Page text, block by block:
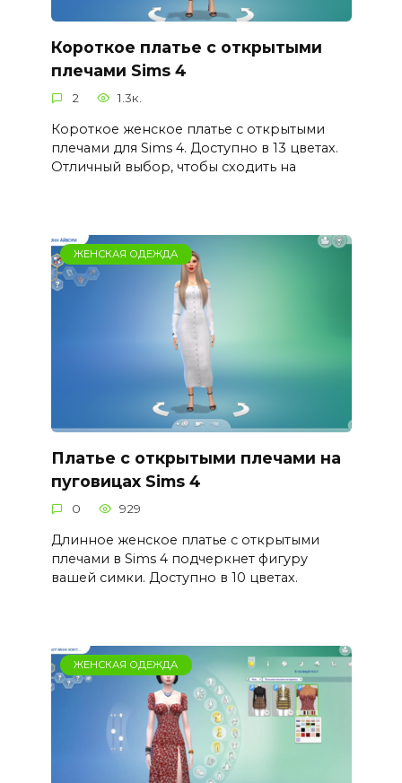
Короткое платье с открытыми
плечами Sims 4
2 1.3к.
Короткое женское платье с открытыми
плечами для Sims 4. Доступно в 13 цветах.
Отличный выбор, чтобы сходить на
ЖЕНСКАЯ ОДЕЖДА
Платье с открытыми плечами на
пуговицах Sims 4
0 929
Длинное женское платье с открытыми
плечами в Sims 4 подчеркнет фигуру
вашей симки. Доступно в 10 цветах.
ЖЕНСКАЯ ОДЕЖДА